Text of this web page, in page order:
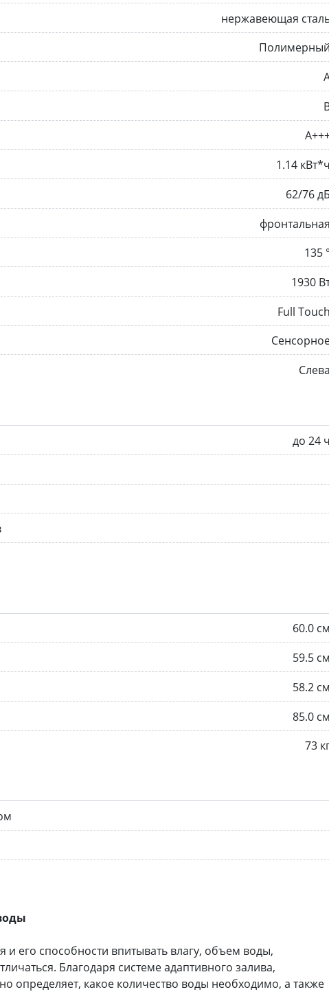
нержавеющая
Полимерный
1.14 кВт*ч
62/76 дБ
фронтальная
135 °
1930
Full Touch
Слева
до 24 ч
60.0 см
59.5 см
58.2 см
85.0 см
73
и его способности впитывать влагу, объем воды,
Благодаря системе адаптивного залива,
определяет, какое количество воды необходимо, а также